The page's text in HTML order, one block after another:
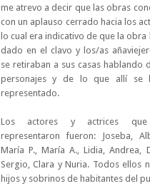
me atrevo a decir que las obras
con un aplauso cerrado hacia los
lo cual era indicativo de que la obra
dado en el clavo y los/as
se retiraban a sus casas hablando
personajes y de lo que allí se
representado.
Los actores y actrices
representaron fueron: Joseba,
María P., María A., Lidia, Andrea,
Sergio, Clara y Nuria. Todos ellos
hijos y sobrinos de habitantes del